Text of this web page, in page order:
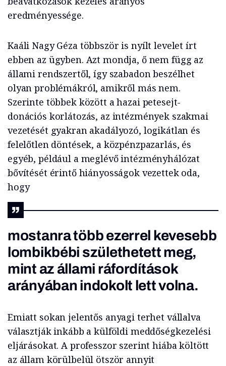
eredményessége.
Kaáli Nagy Géza többször is nyílt levelet írt
ebben az ügyben. Azt mondja, ő nem függ az
állami rendszertől, így szabadon beszélhet
olyan problémákról, amikről más nem.
Szerinte többek között a hazai petesejt-
donációs korlátozás, az intézmények szakmai
vezetését gyakran akadályozó, logikátlan és
felelőtlen döntések, a közpénzpazarlás, és
egyéb, például a meglévő intézményhálózat
bővítését érintő hiányosságok vezettek oda,
hogy
mostanra több ezerrel kevesebb
lombikbébi születhetett meg,
mint az állami ráfordítások
arányában indokolt lett volna.
Emiatt sokan jelentős anyagi terhet vállalva
választják inkább a külföldi meddőségkezelési
eljárásokat. A professzor szerint hiába költött
az állam körülbelül ötször annyit